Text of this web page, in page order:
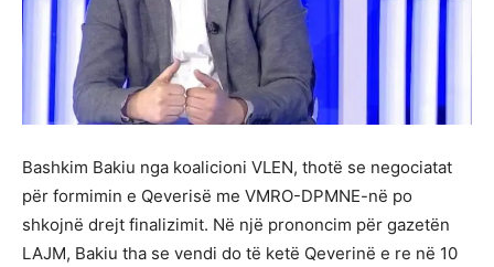
Bashkim Bakiu nga koalicioni VLEN, thotë se negociatat
për formimin e Qeverisë me VMRO-DPMNE-në po
shkojnë drejt finalizimit. Në një prononcim për gazetën
LAJM, Bakiu tha se vendi do të ketë Qeverinë e re në 10